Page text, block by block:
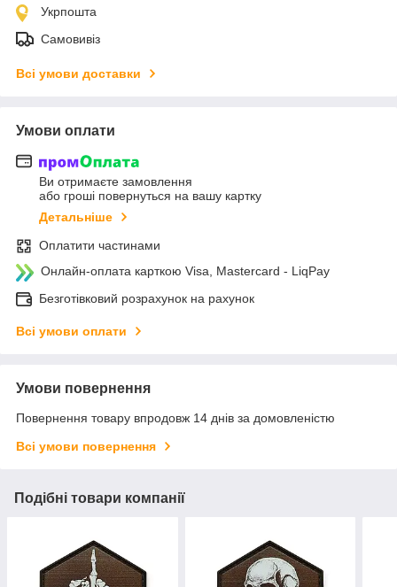
Укрпошта
Самовивіз
Всі умови доставки
Умови оплати
Ви отримаєте замовлення
або гроші повернуться на вашу картку
Детальніше
Оплатити частинами
Онлайн-оплата карткою Visa, Mastercard - LiqPay
Безготівковий розрахунок на рахунок
Всі умови оплати
Умови повернення
Повернення товару впродовж 14 днів за домовленістю
Всі умови повернення
Подібні товари компанії